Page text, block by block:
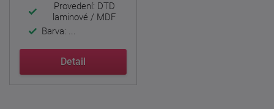
Provedení: DTD
laminové / MDF
Barva: ...
Detail